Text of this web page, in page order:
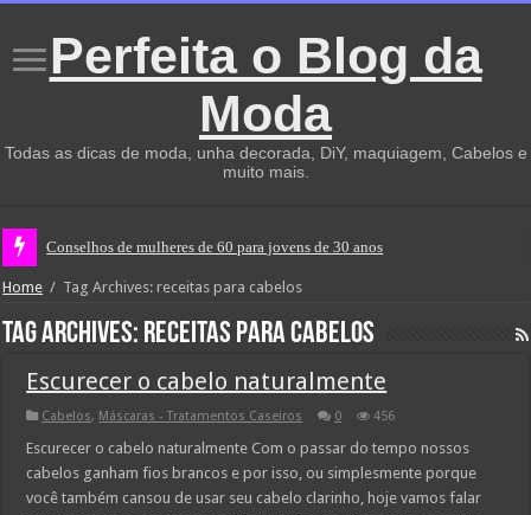
Perfeita o Blog da
Moda
Todas as dicas de moda, unha decorada, DiY, maquiagem, Cabelos e
muito mais.
Conselhos de mulheres de 60 para jovens de 30 anos
Home / Tag Archives: receitas para cabelos
Tag Archives: receitas para cabelos
Escurecer o cabelo naturalmente
Cabelos, Máscaras - Tratamentos Caseiros 0 456
Escurecer o cabelo naturalmente Com o passar do tempo nossos
cabelos ganham fios brancos e por isso, ou simplesmente porque
você também cansou de usar seu cabelo clarinho, hoje vamos falar